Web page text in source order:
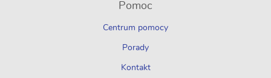
Pomoc
Centrum pomocy
Porady
Kontakt